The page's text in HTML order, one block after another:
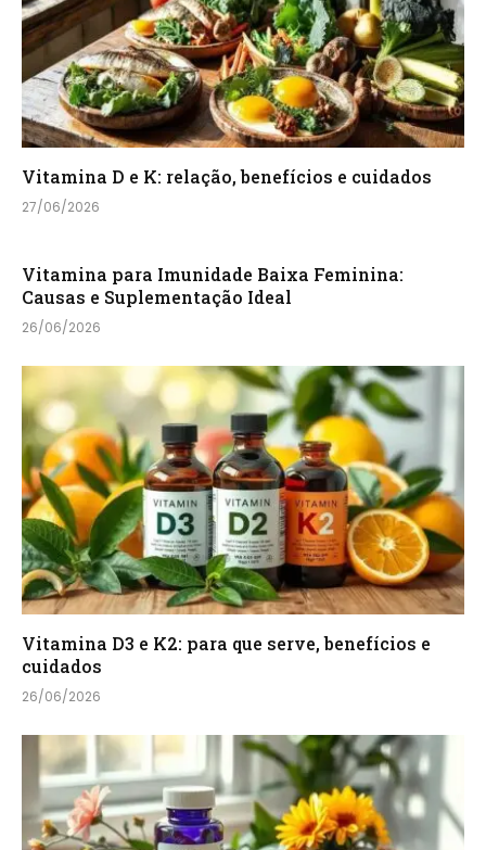
Vitamina D e K: relação, benefícios e cuidados
27/06/2026
Vitamina para Imunidade Baixa Feminina:
Causas e Suplementação Ideal
26/06/2026
Vitamina D3 e K2: para que serve, benefícios e
cuidados
26/06/2026